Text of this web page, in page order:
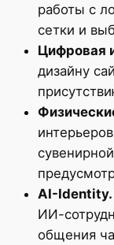
работы с
сетки и
Цифровая
дизайну
AI-Identity.
ИИ-
общения